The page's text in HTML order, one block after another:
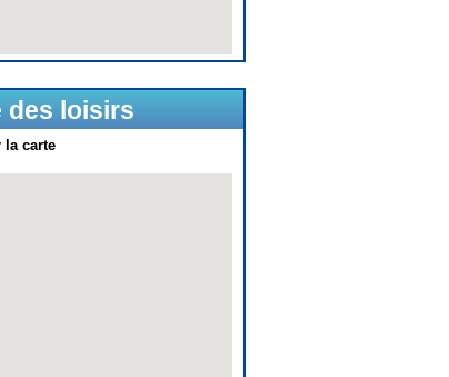
des loisirs
la carte